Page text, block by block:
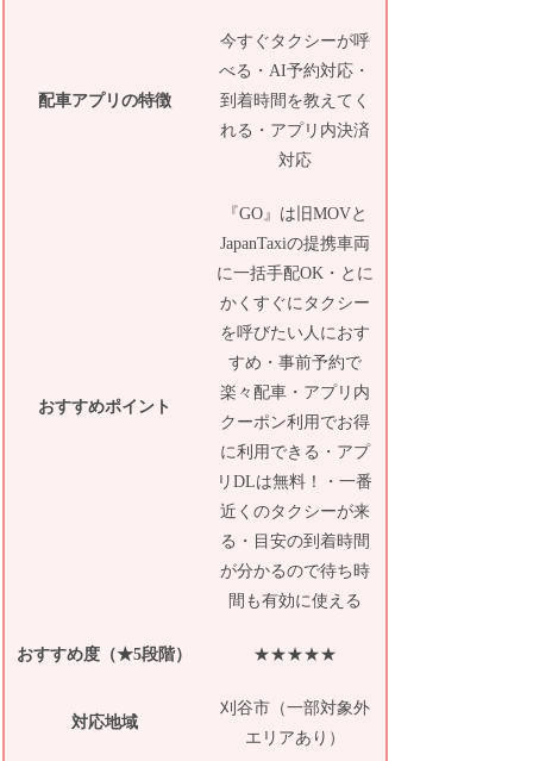
配車アプリの特徴
今すぐタクシーが呼
べる・AI予約対応・
到着時間を教えてく
れる・アプリ内決済
対応
おすすめポイント
『GO』は旧MOVと
JapanTaxiの提携車両
に一括手配OK・とに
かくすぐにタクシー
を呼びたい人におす
すめ・事前予約で
楽々配車・アプリ内
クーポン利用でお得
に利用できる・アプ
リDLは無料！・一番
近くのタクシーが来
る・目安の到着時間
が分かるので待ち時
間も有効に使える
おすすめ度（★5段階） ★★★★★
対応地域
刈谷市（一部対象外
エリアあり）